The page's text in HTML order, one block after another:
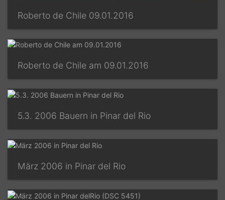
Roberto de Chile 09.01.2016
Roberto de Chile am 09.01.2016
5.3. 2006 Bauern in Pinar del Rio
März 2006 in Pinar del Rio